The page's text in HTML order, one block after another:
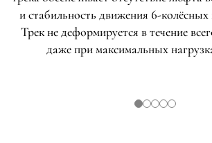
и стабильность движения 6-колёсных
Трек не деформируется в течение
даже при максимальных